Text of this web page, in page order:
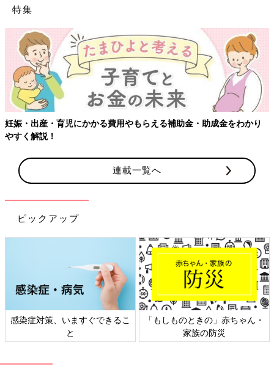
特集
【ワクチン接種できるものも】妊婦の感染症対策、知っておいて！
連載一覧へ
ピックアップ
日本外来小児科学会リーフレッ
ト検討会
六星占術 細木かおりさんの人生
相談